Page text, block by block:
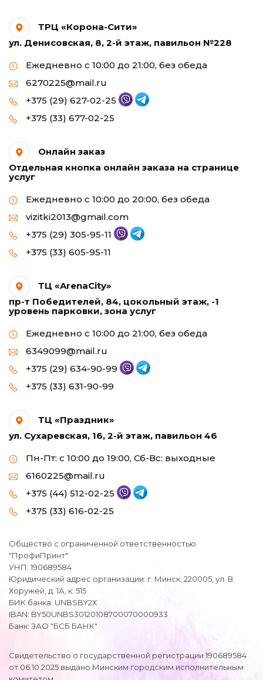
ТРЦ «Корона-Сити»
ул. Денисовская, 8, 2-й этаж, павильон №228
Ежедневно с 10:00 до 21:00, без обеда
6270225@mail.ru
+375 (29) 627-02-25
+375 (33) 677-02-25
Онлайн заказ
Отдельная кнопка онлайн заказа на странице
услуг
Ежедневно с 10:00 до 20:00, без обеда
vizitki2013@gmail.com
+375 (29) 305-95-11
+375 (33) 605-95-11
ТЦ «ArenaCity»
пр-т Победителей, 84, цокольный этаж, -1
уровень парковки, зона услуг
Ежедневно с 10:00 до 21:00, без обеда
6349099@mail.ru
+375 (29) 634-90-99
+375 (33) 631-90-99
ТЦ «Праздник»
ул. Сухаревская, 16, 2-й этаж, павильон 46
Пн-Пт: с 10:00 до 19:00, Сб-Вс: выходные
6160225@mail.ru
+375 (44) 512-02-25
+375 (33) 616-02-25
Общество с ограниченной ответственностью
"ПрофиПринт"
УНП: 190689584
Юридический адрес организации: г. Минск, 220005, ул. В.
Хоружей, д. 1А, к. 515
БИК банка: UNBSBY2X
IBAN: BY50UNBS30120108700070000933
Банк: ЗАО "БСБ БАНК"
Свидетельство о государственной регистрации 190689584
от 06.10.2025 выдано Минским городским исполнительным